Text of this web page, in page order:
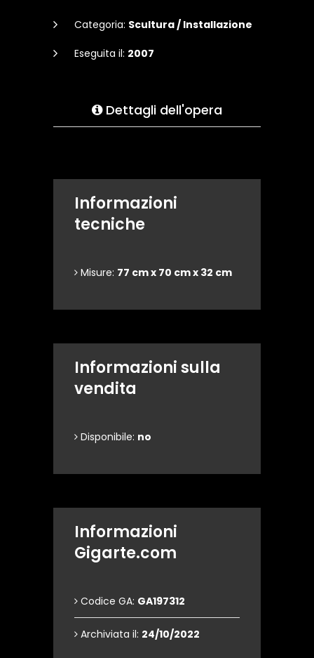
Categoria: Scultura / Installazione
Eseguita il: 2007
Dettagli dell'opera
Informazioni
tecniche
Misure: 77 cm x 70 cm x 32 cm
Informazioni sulla
vendita
Disponibile: no
Informazioni
Gigarte.com
Codice GA: GA197312
Archiviata il: 24/10/2022